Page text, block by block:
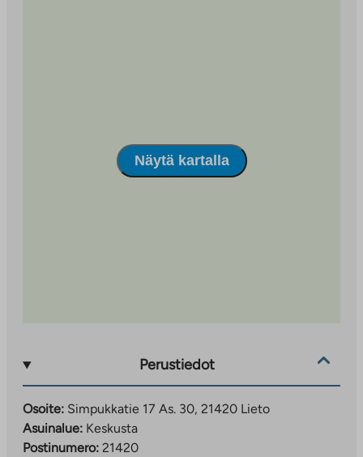
Näytä kartalla
Perustiedot
Osoite: Simpukkatie 17 As. 30, 21420 Lieto
Asuinalue: Keskusta
Postinumero: 21420